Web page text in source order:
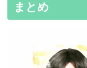
まとめ